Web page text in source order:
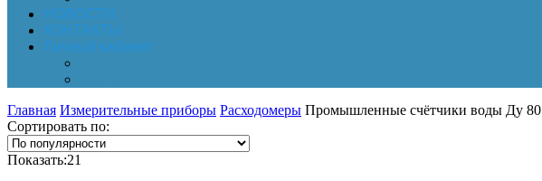
НОВОСТИ
КОНТАКТЫ
Личный кабинет
Главная Измерительные приборы Расходомеры Промышленные счётчики воды Ду 80
Сортировать по:
Показать:21